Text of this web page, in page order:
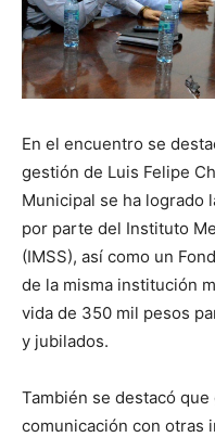
En el encuentro se
gestión de Luis Felipe
Municipal se ha logrado
por parte del Instituto
(IMSS), así como un
de la misma institución
vida de 350 mil pesos
y jubilados.
También se destacó
comunicación con otras